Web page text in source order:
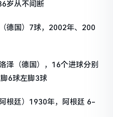
岁从不间断
德国）7球，2002年、200
泽（德国），16个进球分别
6球左脚3球
根廷）1930年，阿根廷 6-